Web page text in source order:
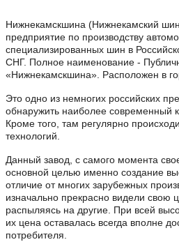
Нижнекамскшина (Нижнекамский
предприятие по производству
специализированных шин в
СНГ. Полное наименование -
«Нижнекамскшина». Расположен в
Это одно из немногих российских
обнаружить наиболее современный
Кроме того, там регулярно
технологий.
Данный завод, с самого момента
основной целью именно создание
отличие от многих зарубежных
изначально прекрасно видели свою
распыляясь на другие. При всей
их цена оставалась всегда вполне
потребителя.